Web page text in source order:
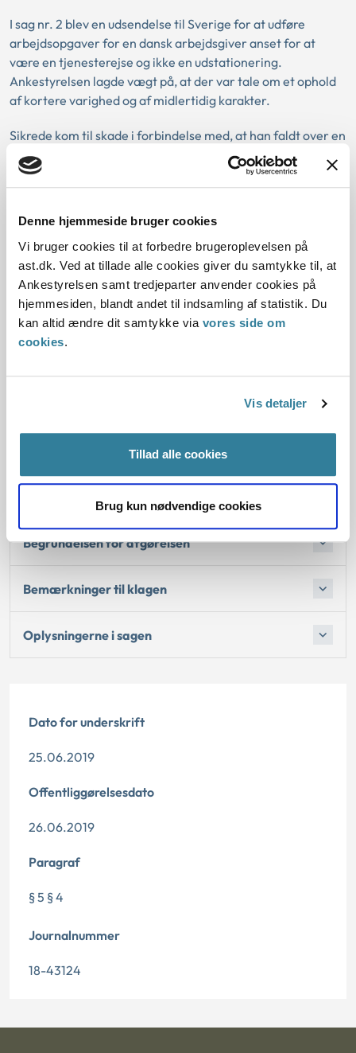
Denne hjemmeside bruger cookies
Vi bruger cookies til at forbedre brugeroplevelsen på
ast.dk. Ved at tillade alle cookies giver du samtykke til, at
Ankestyrelsen samt tredjeparter anvender cookies på
hjemmesiden, blandt andet til indsamling af statistik. Du
kan altid ændre dit samtykke via vores side om
cookies.
Vis detaljer
Tillad alle cookies
Brug kun nødvendige cookies
I sag nr. 2 blev en udsendelse til Sverige for at udføre
arbejdsopgaver for en dansk arbejdsgiver anset for at
være en tjenesterejse og ikke en udstationering.
Ankestyrelsen lagde vægt på, at der var tale om et ophold
af kortere varighed og af midlertidig karakter.
Sikrede kom til skade i forbindelse med, at han faldt over en
cementfod ved parkeringsanlægget på hotellet. Vi
vurderede, at skaden var en følge af arbejdet eller de
forhold, det var foregået under. Vi lagde vægt på, at
nødvendig færden på det midlertidige logi, hvor sikrede var
indkvarteret i forbindelse med tjenesterejsen.
Baggrund for at behandle sagen principielt
Begrundelse for afgørelsen
Begrundelsen for afgørelsen
Bemærkninger til klagen
Oplysningerne i sagen
Dato for underskrift
25.06.2019
Offentliggørelsesdato
26.06.2019
Paragraf
§ 5 § 4
Journalnummer
18-43124